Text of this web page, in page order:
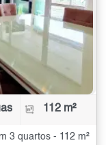
112 m²
3 quartos - 112 m²